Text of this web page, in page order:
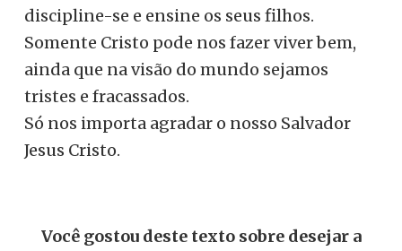
discipline-se e ensine os seus filhos.
Somente Cristo pode nos fazer viver bem,
ainda que na visão do mundo sejamos
tristes e fracassados.
Só nos importa agradar o nosso Salvador
Jesus Cristo.
Você gostou deste texto sobre desejar a